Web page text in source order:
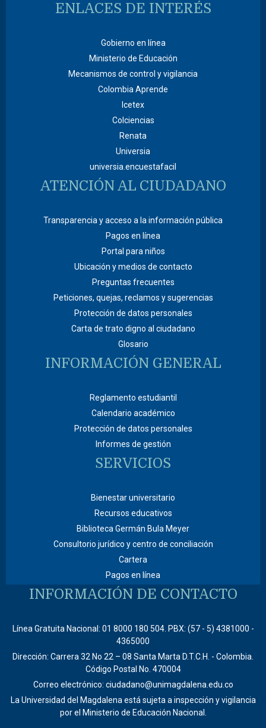
ENLACES DE INTERÉS
Gobierno en línea
Ministerio de Educación
Mecanismos de control y vigilancia
Colombia Aprende
Icetex
Colciencias
Renata
Universia
universia.encuestafacil
ATENCIÓN AL CIUDADANO
Transparencia y acceso a la información pública
Pagos en línea
Portal para niños
Ubicación y medios de contacto
Preguntas frecuentes
Peticiones, quejas, reclamos y sugerencias
Protección de datos personales
Carta de trato digno al ciudadano
Glosario
INFORMACIÓN GENERAL
Reglamento estudiantil
Calendario académico
Protección de datos personales
Informes de gestión
SERVICIOS
Bienestar universitario
Recursos educativos
Biblioteca Germán Bula Meyer
Consultorio jurídico y centro de conciliación
Cartera
Pagos en línea
INFORMACIÓN DE CONTACTO
Línea Gratuita Nacional: 01 8000 180 504. PBX: (57 - 5) 4381000 -
4365000
Dirección: Carrera 32 No 22 – 08 Santa Marta D.T.C.H. - Colombia.
Código Postal No. 470004
Correo electrónico: ciudadano@unimagdalena.edu.co
La Universidad del Magdalena está sujeta a inspección y vigilancia
por el Ministerio de Educación Nacional.